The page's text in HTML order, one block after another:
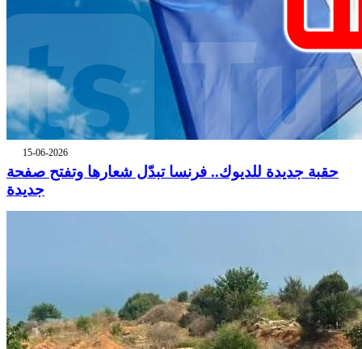
15-06-2026
حقبة جديدة للديوك.. فرنسا تبدّل شعارها وتفتح صفحة
جديدة